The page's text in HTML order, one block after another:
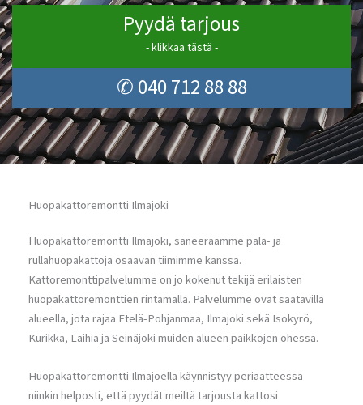
Pyydä tarjous
- klikkaa tästä -
✆ 040 712 88 88
Huopakattoremontti Ilmajoki
Huopakattoremontti Ilmajoki, saneeraamme pala- ja
rullahuopakattoja osaavan tiimimme kanssa.
Kattoremonttipalvelumme on jo kokenut tekijä erilaisten
huopakattoremonttien rintamalla. Palvelumme ovat saatavilla
alueella, jota rajaa Etelä-Pohjanmaa, Ilmajoki sekä Isokyrö,
Kurikka, Laihia ja Seinäjoki muiden alueen paikkojen ohessa.
Huopakattoremontti Ilmajoella käynnistyy periaatteessa
niinkin helposti, että pyydät meiltä tarjousta kattosi